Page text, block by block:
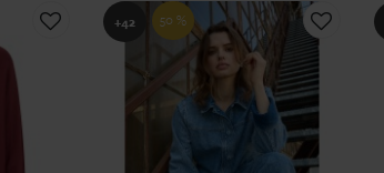
+42 50 %